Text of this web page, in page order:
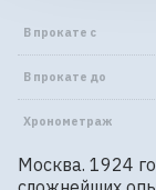
В прокате с
В прокате до
Хронометраж
Москва. 1924